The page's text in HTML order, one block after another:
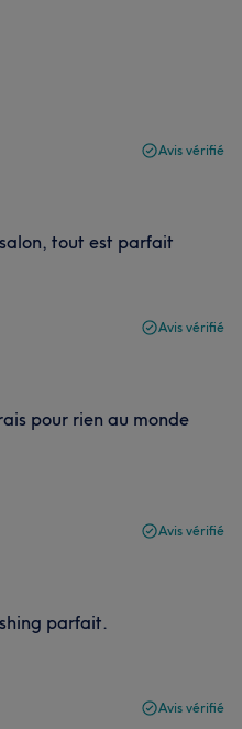
Avis vérifié
tout est parfait
Avis vérifié
pour rien au monde
Avis vérifié
parfait.
Avis vérifié